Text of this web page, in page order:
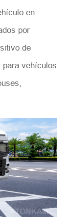
en
por
de
para vehículos